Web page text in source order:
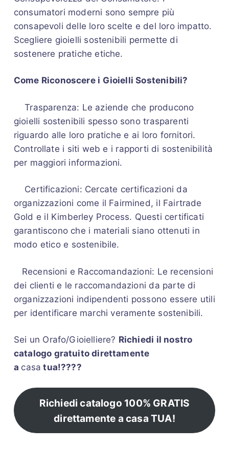
consumatori moderni sono sempre più
consapevoli delle loro scelte e del loro impatto.
Scegliere gioielli sostenibili permette di
sostenere pratiche etiche.
Come Riconoscere i Gioielli Sostenibili?
Trasparenza: Le aziende che producono
gioielli sostenibili spesso sono trasparenti
riguardo alle loro pratiche e ai loro fornitori.
Controllate i siti web e i rapporti di sostenibilità
per maggiori informazioni.
Certificazioni: Cercate certificazioni da
organizzazioni come il Fairmined, il Fairtrade
Gold e il Kimberley Process. Questi certificati
garantiscono che i materiali siano ottenuti in
modo etico e sostenibile.
Recensioni e Raccomandazioni: Le recensioni
dei clienti e le raccomandazioni da parte di
organizzazioni indipendenti possono essere utili
per identificare marchi veramente sostenibili.
Sei un Orafo/Gioielliere? Richiedi il nostro
catalogo gratuito direttamente
a casa tua!????
Richiedi catalogo 100% GRATIS
direttamente a casa TUA!